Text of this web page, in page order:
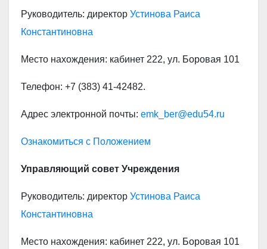
Руководитель: директор Устинова Раиса
Константиновна
Место нахождения: кабинет 222, ул. Боровая 101
Телефон: +7 (383) 41-42482.
Адрес электронной почты: emk_ber@edu54.ru
Ознакомиться с Положением
Управляющий совет Учреждения
Руководитель: директор Устинова Раиса
Константиновна
Место нахождения: кабинет 222, ул. Боровая 101